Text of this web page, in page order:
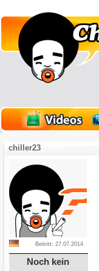
chiller23
Beitritt: 27.07.2014
Noch kein